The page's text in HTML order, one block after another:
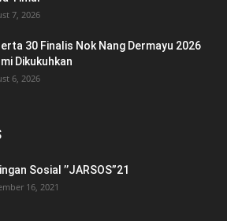
7, 2026
30 Finalis Nok Nang Dermayu 2026
Dikukuhkan
6, 2026
Sosial ’’JARSOS”21
16, 2021